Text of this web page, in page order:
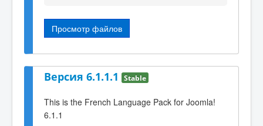
Просмотр файлов
Версия 6.1.1.1 Stable
This is the French Language Pack for Joomla!
6.1.1